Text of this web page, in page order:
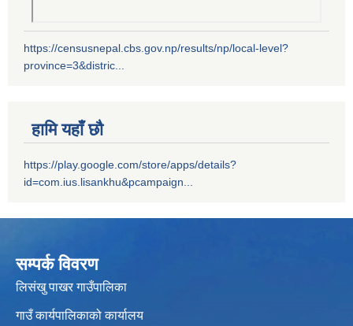
https://censusnepal.cbs.gov.np/results/np/local-level?
province=3&distric...
हामि यहाँ छौ
https://play.google.com/store/apps/details?
id=com.ius.lisankhu&pcampaign...
सम्पर्क विवरण
लिसंखु पाखर गाउँपालिका
गाउँ कार्यपालिकाको कार्यालय